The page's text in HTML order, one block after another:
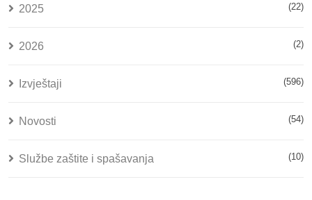
2025 (22)
2026 (2)
Izvještaji (596)
Novosti (54)
Službe zaštite i spašavanja (10)